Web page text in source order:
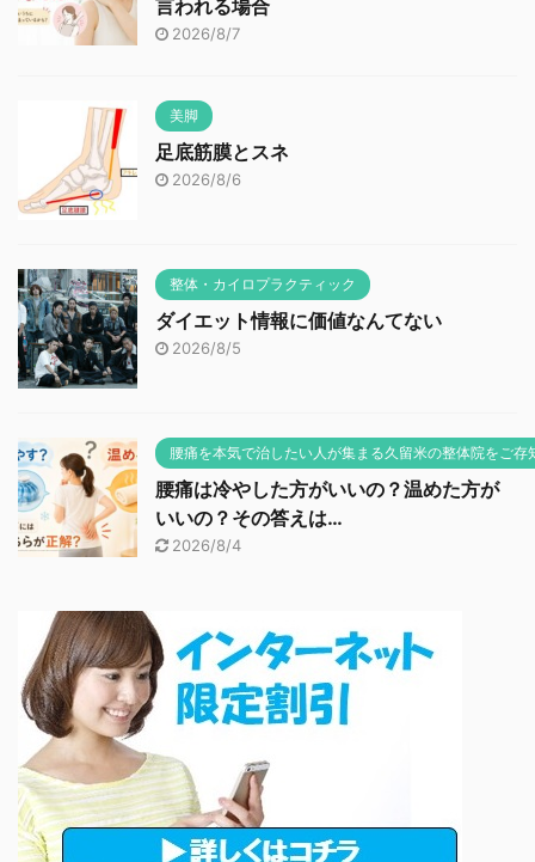
言われる場合
2026/8/7
美脚
足底筋膜とスネ
2026/8/6
整体・カイロプラクティック
ダイエット情報に価値なんてない
2026/8/5
腰痛を本気で治したい人が集まる久留米の整体院をご存
腰痛は冷やした方がいいの？温めた方が
いいの？その答えは…
2026/8/4